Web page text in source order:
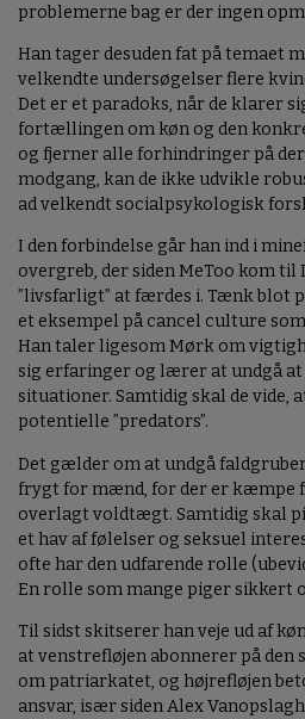
problemerne bag er der ingen
Han tager desuden fat på temaet
velkendte undersøgelser flere
Det er et paradoks, når de klarer
fortællingen om køn og den
og fjerner alle forhindringer på
modgang, kan de ikke udvikle
ad velkendt socialpsykologisk
I den forbindelse går han ind i
overgreb, der siden MeToo kom
”livsfarligt” at færdes i. Tænk blot
et eksempel på cancel culture
Han taler ligesom Mørk om
sig erfaringer og lærer at undgå at
situationer. Samtidig skal de vide,
potentielle ”predators”.
Det gælder om at undgå
frygt for mænd, for der er kæmpe
overlagt voldtægt. Samtidig skal
et hav af følelser og seksuel
ofte har den udfarende rolle
En rolle som mange piger sikkert
Til sidst skitserer han veje ud af
at venstrefløjen abonnerer på
om patriarkatet, og højrefløjen
ansvar, især siden Alex